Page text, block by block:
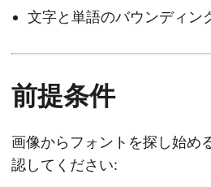
文字と単語のバウンディン
前提条件
画像からフォントを探し始め
認してください: